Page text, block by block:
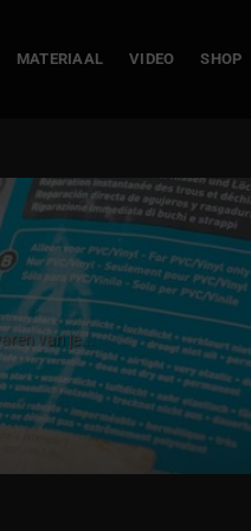
MATERIAAL VIDEO SHOP
van je...